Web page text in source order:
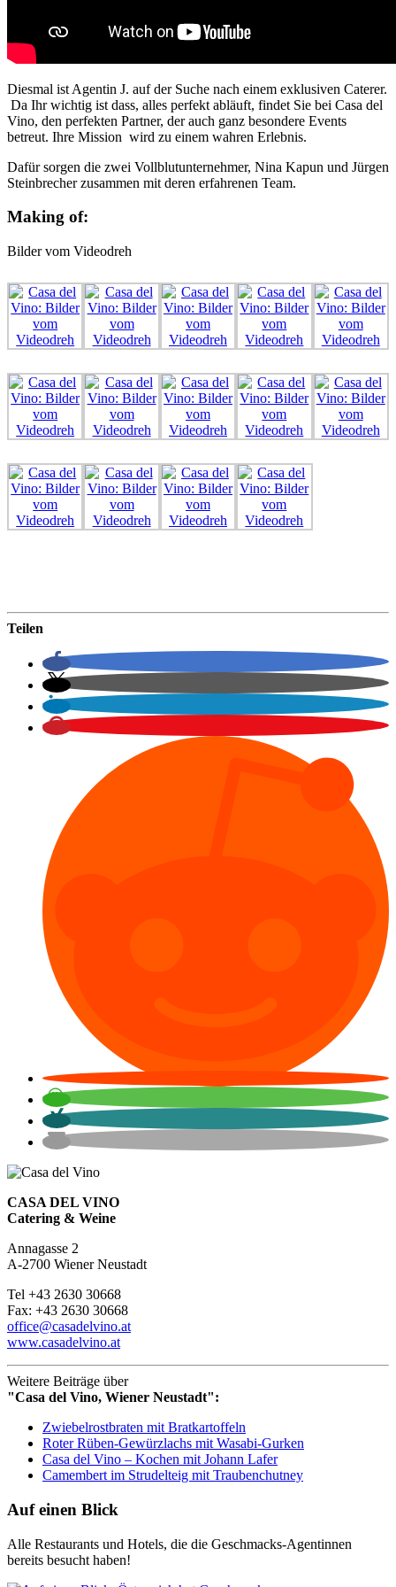
Diesmal ist Agentin J. auf der Suche nach einem exklusiven Caterer.
Da Ihr wichtig ist dass, alles perfekt abläuft, findet Sie bei Casa del
Vino, den perfekten Partner, der auch ganz besondere Events
betreut. Ihre Mission wird zu einem wahren Erlebnis.
Dafür sorgen die zwei Vollblutunternehmer, Nina Kapun und Jürgen
Steinbrecher zusammen mit deren erfahrenen Team.
Making of:
Bilder vom Videodreh
Teilen
CASA DEL VINO
Catering & Weine
Annagasse 2
A-2700 Wiener Neustadt
Tel +43 2630 30668
Fax: +43 2630 30668
office@casadelvino.at
www.casadelvino.at
Weitere Beiträge über
"Casa del Vino, Wiener Neustadt":
Zwiebelrostbraten mit Bratkartoffeln
Roter Rüben-Gewürzlachs mit Wasabi-Gurken
Casa del Vino – Kochen mit Johann Lafer
Camembert im Strudelteig mit Traubenchutney
Auf einen Blick
Alle Restaurants und Hotels, die die Geschmacks-Agentinnen
bereits besucht haben!